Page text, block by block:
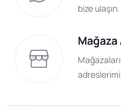
bize ulaşın.